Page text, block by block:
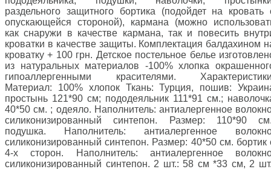
раздельного защитного бортика (подойдет на кровать
опускающейся стороной), кармана (можно
как снаружи в качестве кармана, так и повесить
кроватки в качестве защиты. Комплектация балдахином
кроватку + 100 грн. Детское постельное белье
из натуральных материалов -100% хлопка
гипоаллергенными красителями.
Материал: 100% хлопок Ткань: Турция, пошив:
простынь 121*90 см; пододеяльник 111*91 см.;
40*50 см. ; одеяло. Наполнитель: антиалергенное
силиконизированный синтепон. Размер: 110*90
подушка. Наполнитель: антиалергенное
силиконизированный синтепон. Размер: 40*50 см. бортик
4-х сторон. Наполнитель: антиалергенное
силиконизированный синтепон. 2 шт.: 58 см *33 см, 2